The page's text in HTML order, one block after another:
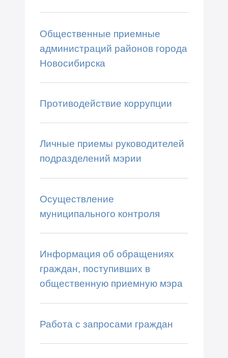
Общественные приемные
администраций районов города
Новосибирска
Противодействие коррупции
Личные приемы руководителей
подразделений мэрии
Осуществление
муниципального контроля
Информация об обращениях
граждан, поступивших в
общественную приемную мэра
Работа с запросами граждан